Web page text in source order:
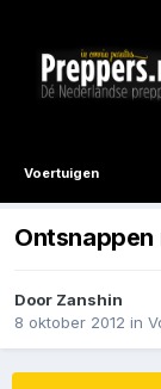
Voertuigen
Door Zanshin
8 oktober 2012 in